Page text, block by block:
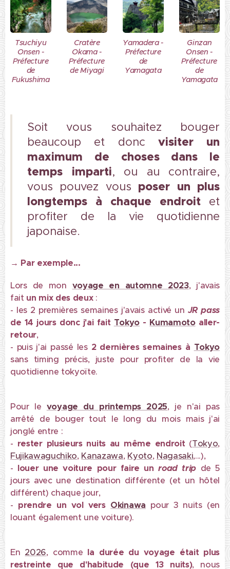
Tsuchiyu
Onsen -
Préfecture
de
Fukushima
Cratère
Okama -
Préfecture
de Miyagi
Yamadera -
Préfecture
de
Yamagata
Ginzan
Onsen -
Préfecture
de
Yamagata
Soit
vous souhaitez bouger
beaucoup et donc visiter un
maximum de choses dans le
temps imparti, ou au contraire,
vous pouvez vous poser un plus
longtemps à chaque endroit et
profiter de la vie quotidienne
japonaise.
→ Par exemple...
Lors de mon voyage en automne 2023, j'avais
fait un mix des deux :
- les 2 premières semaines j'avais activé un JR pass
de 14 jours donc j'ai fait Tokyo - Kumamotoaller-
retour,
- puis j'ai passé les 2 dernières semaines à Tokyo
sans timing précis, juste pour profiter de la vie
quotidienne tokyoïte.
Pour le voyage du printemps 2025, je n'ai pas
arrêté de bouger tout le long du mois mais j'ai
jonglé entre :
- rester plusieurs nuits au même endroit (Tokyo,
Fujikawaguchiko, Kanazawa, Kyoto, Nagasaki,...),
- louer une voiture pour faire unroad trip de 5
jours avec une destination différente (et un hôtel
différent) chaque jour,
- prendre un vol vers Okinawa pour 3 nuits (en
louant également une voiture).
En 2026, comme la durée du voyage était plus
restreinte que d'habitude (que 13 nuits), nous